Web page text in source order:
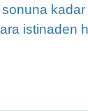
istinaden